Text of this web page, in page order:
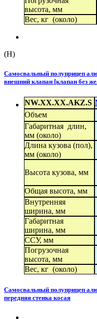
высота, мм
Вес, кг (около)
(H)
Самосвальный полуприцеп
внешний клапан [клапан без
NW.XX.XX.AKZ.S
Объем
Габаритная длин,
мм (около)
Длина кузова (пол),
мм (около)
Высота кузова, мм
Общая высота, мм
Внутренняя
ширина, мм
Габаритная
ширина, мм
ССУ, мм
Погрузочная
высота, мм
Вес, кг (около)
Самосвальный полуприцеп
передняя стенка косая